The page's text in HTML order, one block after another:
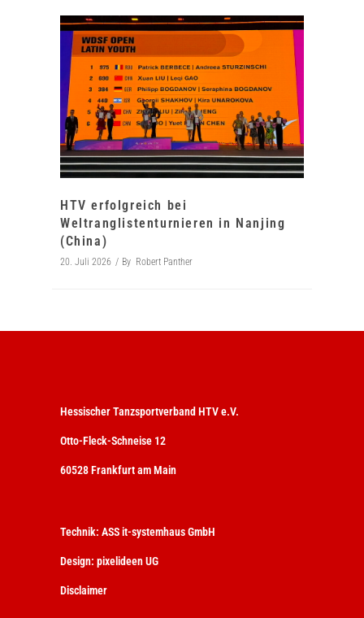
HTV erfolgreich bei
Weltranglistenturnieren in Nanjing
(China)
20. Juli 2026 By Robert Panther
Hessischer Tanzsportverband HTV e.V.
Otto-Fleck-Schneise 12
60528 Frankfurt am Main
Technik: ASS it-systemhaus GmbH
Design: pixelideen UG
Disclaimer